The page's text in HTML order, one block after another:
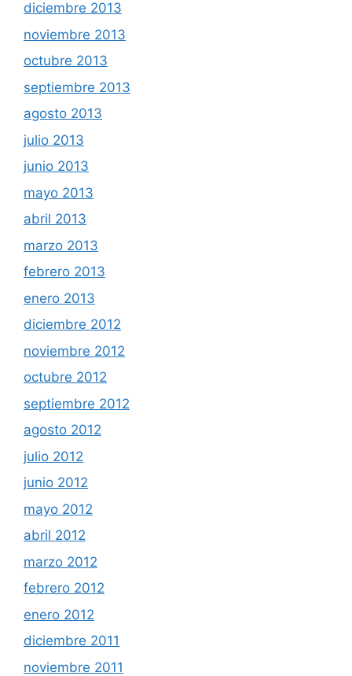
diciembre 2013
noviembre 2013
octubre 2013
septiembre 2013
agosto 2013
julio 2013
junio 2013
mayo 2013
abril 2013
marzo 2013
febrero 2013
enero 2013
diciembre 2012
noviembre 2012
octubre 2012
septiembre 2012
agosto 2012
julio 2012
junio 2012
mayo 2012
abril 2012
marzo 2012
febrero 2012
enero 2012
diciembre 2011
noviembre 2011